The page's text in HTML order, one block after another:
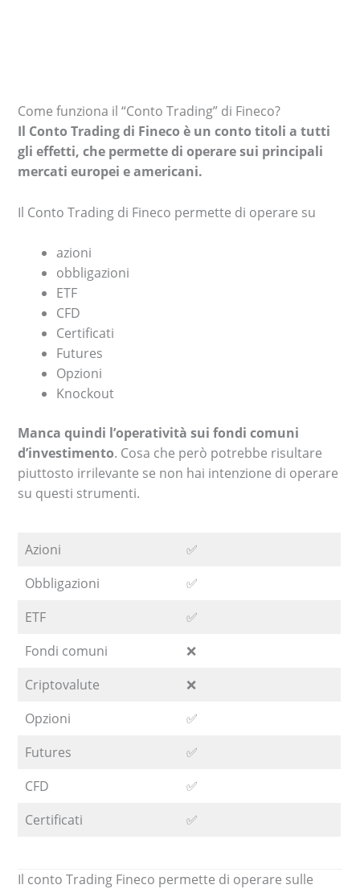
Come funziona il “Conto Trading” di Fineco?
Il Conto Trading di Fineco è un conto titoli a tutti
gli effetti, che permette di operare sui principali
mercati europei e americani.
Il Conto Trading di Fineco permette di operare su
azioni
obbligazioni
ETF
CFD
Certificati
Futures
Opzioni
Knockout
Manca quindi l’operatività sui fondi comuni
d’investimento. Cosa che però potrebbe risultare
piuttosto irrilevante se non hai intenzione di operare
su questi strumenti.
Azioni
✅
Obbligazioni
✅
ETF
✅
Fondi comuni
❌
Criptovalute
❌
Opzioni
✅
Futures
✅
CFD
✅
Certificati
✅
Il conto Trading Fineco permette di operare sulle